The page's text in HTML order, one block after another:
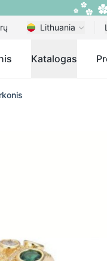
Lithuania
Katalogas